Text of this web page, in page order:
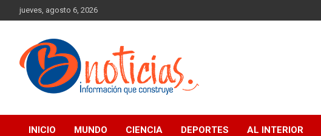
to
jueves, agosto 6, 2026
BNoticias
INICIO MUNDO CIENCIA DEPORTES AL INTERIOR